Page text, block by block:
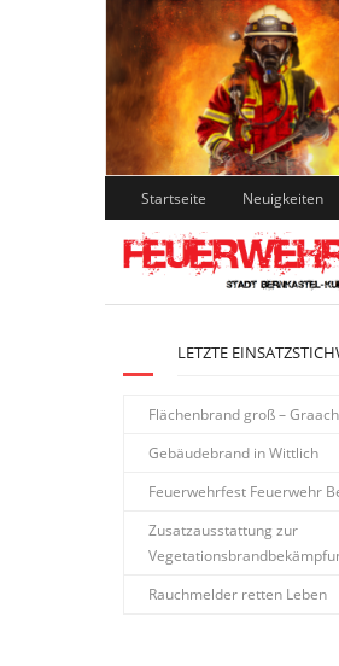
Skip
to
content
Startseite Neuigkeiten
LETZTE
Flächenbrand groß – Graach
Gebäudebrand in Wittlich
Feuerwehrfest Feuerwehr
Zusatzausstattung zur
Rauchmelder retten Leben